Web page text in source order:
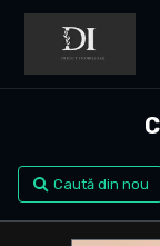
Caută din nou